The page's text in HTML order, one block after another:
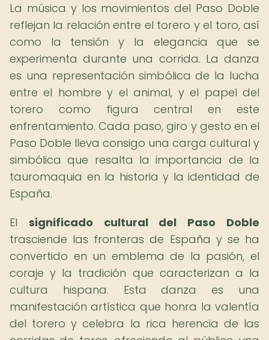
La música y los movimientos del Paso Doble
reflejan la relación entre el torero y el toro, así
como la tensión y la elegancia que se
experimenta durante una corrida. La danza
es una representación simbólica de la lucha
entre el hombre y el animal, y el papel del
torero como figura central en este
enfrentamiento. Cada paso, giro y gesto en el
Paso Doble lleva consigo una carga cultural y
simbólica que resalta la importancia de la
tauromaquia en la historia y la identidad de
España.
El significado cultural del Paso Doble
trasciende las fronteras de España y se ha
convertido en un emblema de la pasión, el
coraje y la tradición que caracterizan a la
cultura hispana. Esta danza es una
manifestación artística que honra la valentía
del torero y celebra la rica herencia de las